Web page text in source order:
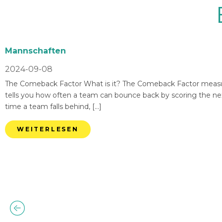
Mannschaften
2024-09-08
The Comeback Factor What is it? The Comeback Factor
tells you how often a team can bounce back by scoring the
time a team falls behind, […]
WEITERLESEN